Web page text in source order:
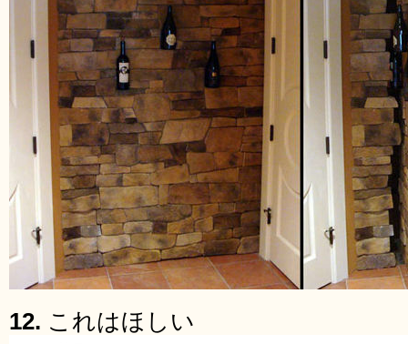
12. これはほしい